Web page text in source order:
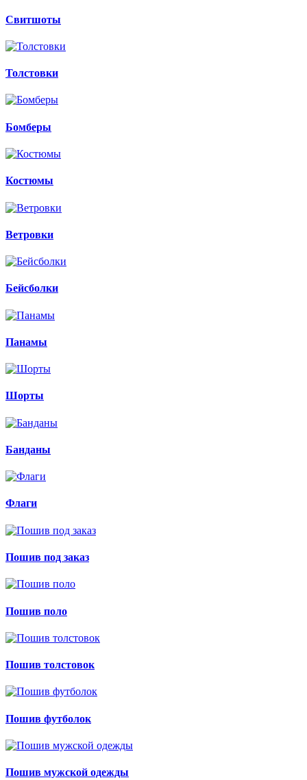
Свитшоты
Толстовки
Бомберы
Костюмы
Ветровки
Бейсболки
Панамы
Шорты
Банданы
Флаги
Пошив под заказ
Пошив поло
Пошив толстовок
Пошив футболок
Пошив мужской одежды